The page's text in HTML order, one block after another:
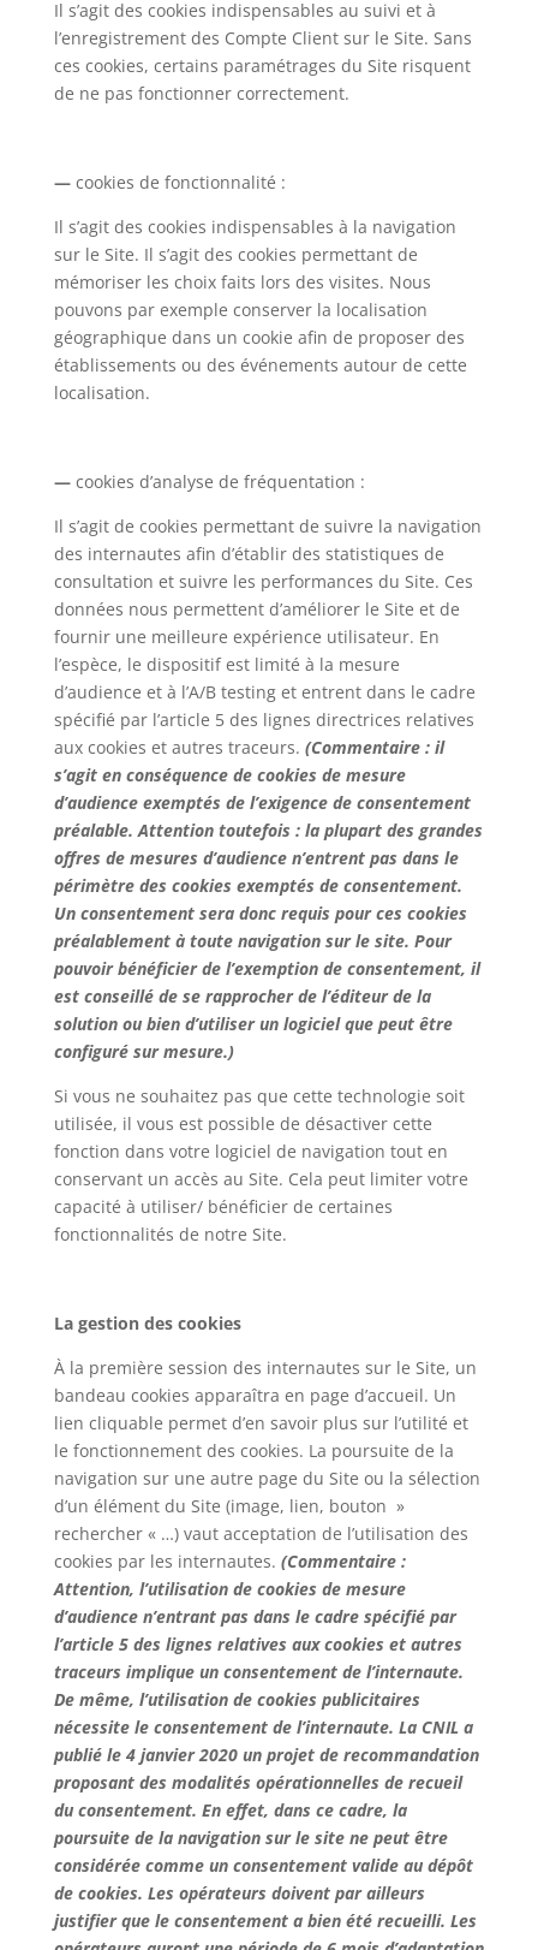
Il s’agit des cookies indispensables au suivi et à
l’enregistrement des Compte Client sur le Site. Sans
ces cookies, certains paramétrages du Site risquent
de ne pas fonctionner correctement.
— cookies de fonctionnalité :
Il s’agit des cookies indispensables à la navigation
sur le Site. Il s’agit des cookies permettant de
mémoriser les choix faits lors des visites. Nous
pouvons par exemple conserver la localisation
géographique dans un cookie afin de proposer des
établissements ou des événements autour de cette
localisation.
— cookies d’analyse de fréquentation :
Il s’agit de cookies permettant de suivre la navigation
des internautes afin d’établir des statistiques de
consultation et suivre les performances du Site. Ces
données nous permettent d’améliorer le Site et de
fournir une meilleure expérience utilisateur. En
l’espèce, le dispositif est limité à la mesure
d’audience et à l’A/B testing et entrent dans le cadre
spécifié par l’article 5 des lignes directrices relatives
aux cookies et autres traceurs. (Commentaire : il
s’agit en conséquence de cookies de mesure
d’audience exemptés de l’exigence de consentement
préalable. Attention toutefois : la plupart des grandes
offres de mesures d’audience n’entrent pas dans le
périmètre des cookies exemptés de consentement.
Un consentement sera donc requis pour ces cookies
préalablement à toute navigation sur le site. Pour
pouvoir bénéficier de l’exemption de consentement, il
est conseillé de se rapprocher de l’éditeur de la
solution ou bien d’utiliser un logiciel que peut être
configuré sur mesure.)
Si vous ne souhaitez pas que cette technologie soit
utilisée, il vous est possible de désactiver cette
fonction dans votre logiciel de navigation tout en
conservant un accès au Site. Cela peut limiter votre
capacité à utiliser/ bénéficier de certaines
fonctionnalités de notre Site.
La gestion des cookies
À la première session des internautes sur le Site, un
bandeau cookies apparaîtra en page d’accueil. Un
lien cliquable permet d’en savoir plus sur l’utilité et
le fonctionnement des cookies. La poursuite de la
navigation sur une autre page du Site ou la sélection
d’un élément du Site (image, lien, bouton »
rechercher « …) vaut acceptation de l’utilisation des
cookies par les internautes. (Commentaire :
Attention, l’utilisation de cookies de mesure
d’audience n’entrant pas dans le cadre spécifié par
l’article 5 des lignes relatives aux cookies et autres
traceurs implique un consentement de l’internaute.
De même, l’utilisation de cookies publicitaires
nécessite le consentement de l’internaute. La CNIL a
publié le 4 janvier 2020 un projet de recommandation
proposant des modalités opérationnelles de recueil
du consentement. En effet, dans ce cadre, la
poursuite de la navigation sur le site ne peut être
considérée comme un consentement valide au dépôt
de cookies. Les opérateurs doivent par ailleurs
justifier que le consentement a bien été recueilli. Les